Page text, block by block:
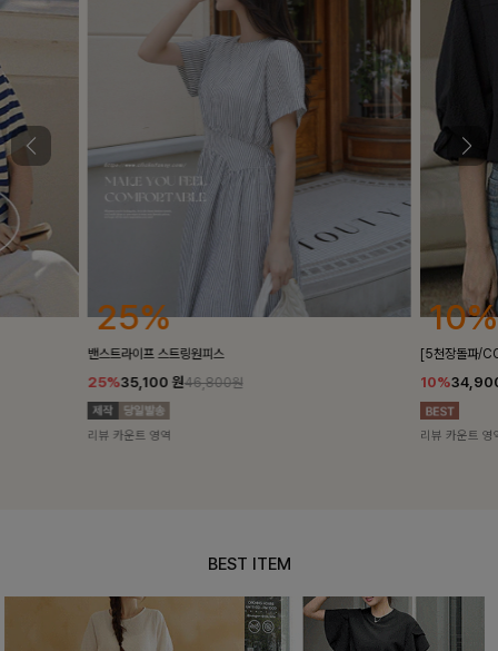
25%
밴스트라이프 스트링원피스
25%35,100 원46,800원
리뷰 카운트 영역
10%
[5천장돌파/
10%
리뷰 카운트 영
BEST ITEM